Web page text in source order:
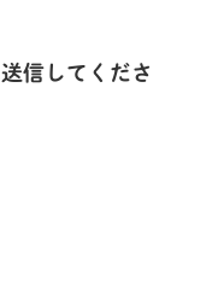
信してくださ